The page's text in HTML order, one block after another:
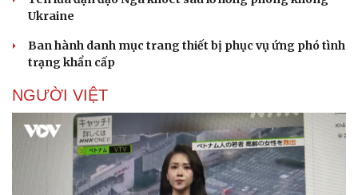
Thông tin doanh nghiệp
Doanh nhân
Vì cộng đồng
Trải nghiệm
Ukraine
Ban hành danh mục trang thiết bị phục vụ ứng phó tình
trạng khẩn cấp
NGƯỜI VIỆT